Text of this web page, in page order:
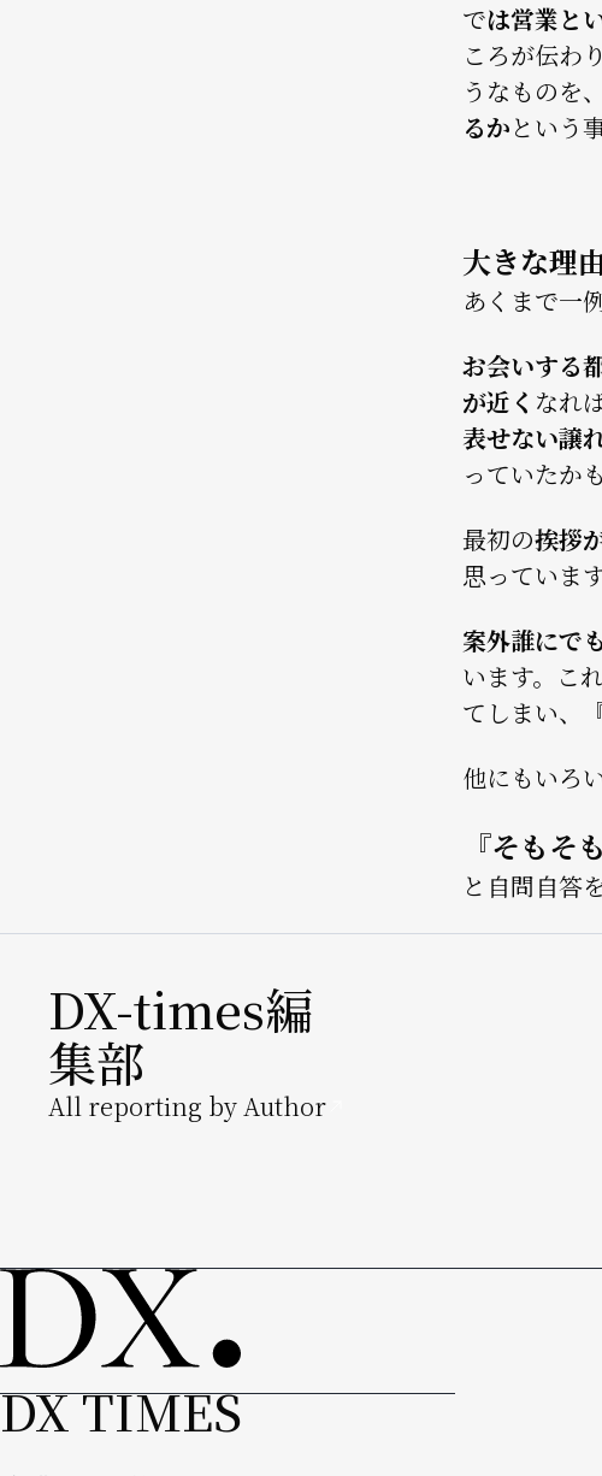
では営業と
ころが伝わ
うなものを
るかという
大きな理
あくまで一
お会いする
が近く なれ
表せない譲
っていたか
最初の挨拶
思っていま
案外誰にで
います。こ
てしまい、
他にもいろ
『そもそ
と自問自答
DX-times編
集部
All reporting by Author
DX TIMES